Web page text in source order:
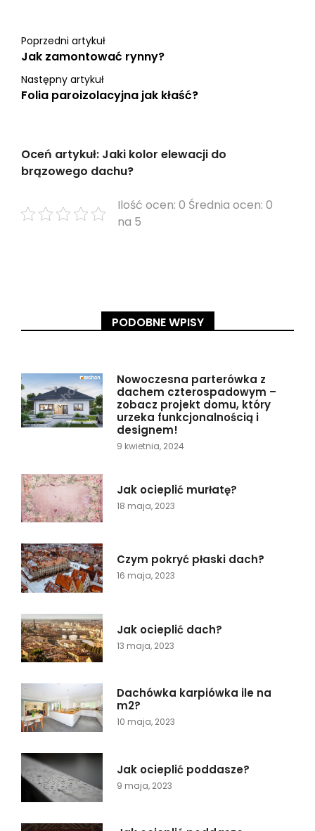
Poprzedni artykuł
Jak zamontować rynny?
Następny artykuł
Folia paroizolacyjna jak kłaść?
Oceń artykuł: Jaki kolor elewacji do
brązowego dachu?
Ilość ocen: 0 Średnia ocen: 0
na 5
PODOBNE WPISY
Nowoczesna parterówka z
dachem czterospadowym –
zobacz projekt domu, który
urzeka funkcjonalnością i
designem!
9 kwietnia, 2024
Jak ocieplić murłatę?
18 maja, 2023
Czym pokryć płaski dach?
16 maja, 2023
Jak ocieplić dach?
13 maja, 2023
Dachówka karpiówka ile na
m2?
10 maja, 2023
Jak ocieplić poddasze?
9 maja, 2023